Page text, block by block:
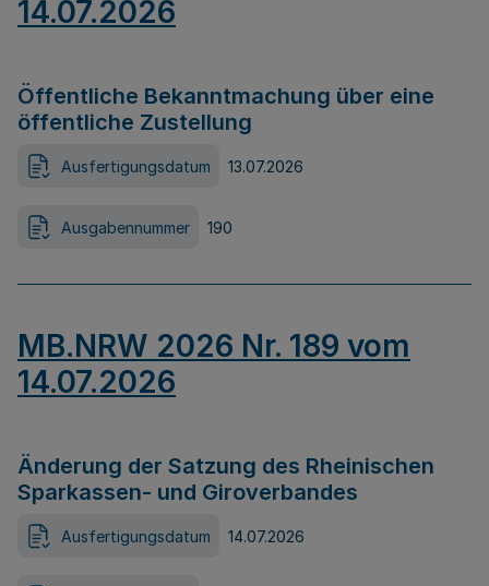
14.07.2026
Öffentliche Bekanntmachung über eine
öffentliche Zustellung
Ausfertigungsdatum 13.07.2026
Ausgabennummer 190
MB.NRW 2026 Nr. 189 vom
14.07.2026
Änderung der Satzung des Rheinischen
Sparkassen- und Giroverbandes
Ausfertigungsdatum 14.07.2026